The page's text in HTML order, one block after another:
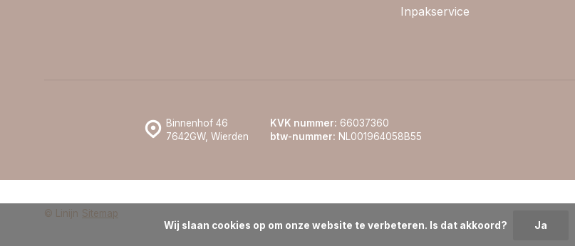
Inpakservice
Binnenhof 46
7642GW, Wierden
KVK nummer: 66037360
btw-nummer: NL001964058B55
© Linijn Sitemap
Wij slaan cookies op om onze website te verbeteren. Is dat akkoord?
Ja